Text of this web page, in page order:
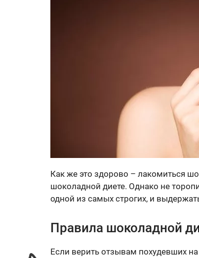
Как же это здорово – лакомиться
шоколадной диете. Однако не
одной из самых строгих, и
Правила шоколадной
Если верить отзывам похудевших